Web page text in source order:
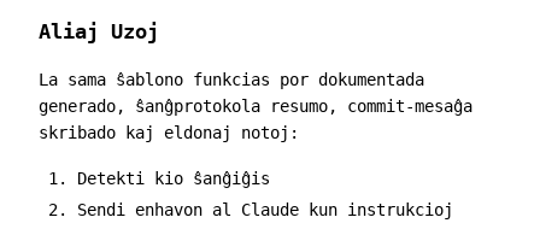
Aliaj Uzoj
La sama ŝablono funkcias por dokumentada
generado, ŝanĝprotokola resumo, commit-mesaĝa
skribado kaj eldonaj notoj:
Detekti kio ŝanĝiĝis
Sendi enhavon al Claude kun instrukcioj